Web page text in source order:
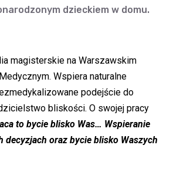
dzieckiem w domu.
magisterskie na Warszawskim
Wspiera naturalne
podejście do
bliskości. O swojej pracy
to bycie blisko Was… Wspieranie
decyzjach oraz bycie blisko Waszych